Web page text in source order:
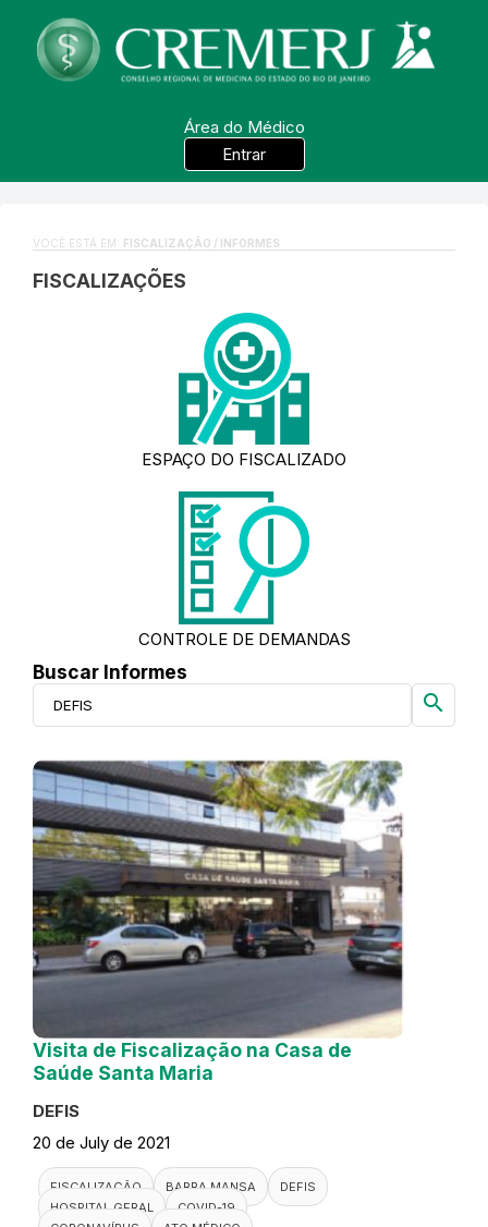
Área do Médico
Entrar
VOCÊ ESTÁ EM: FISCALIZAÇÃO / INFORMES
FISCALIZAÇÕES
ESPAÇO DO FISCALIZADO
CONTROLE DE DEMANDAS
Buscar Informes
search
Visita de Fiscalização na Casa de
Saúde Santa Maria
DEFIS
20 de July de 2021
FISCALIZAÇÃO BARRA MANSA
DEFIS
HOSPITAL GERAL
COVID-19